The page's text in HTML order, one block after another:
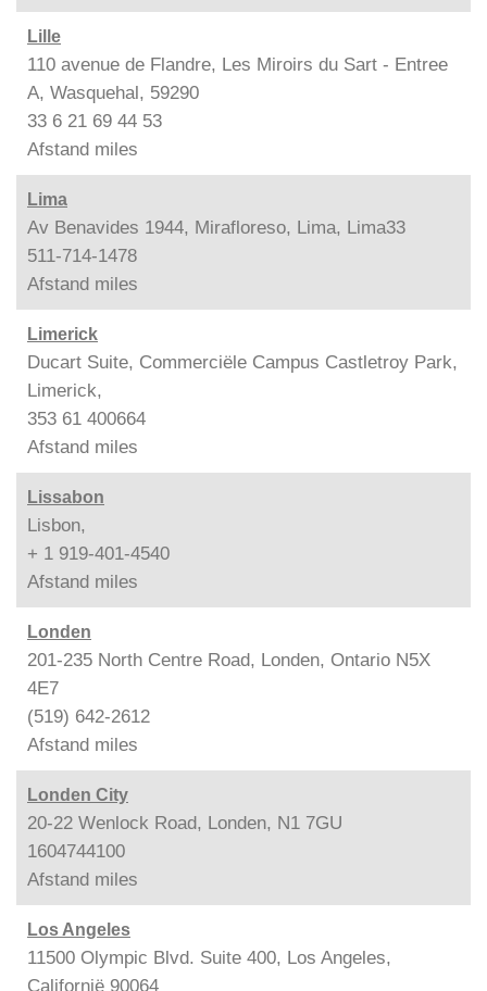
Lille
110 avenue de Flandre, Les Miroirs du Sart - Entree
A, Wasquehal, 59290
33 6 21 69 44 53
Afstand miles
Lima
Av Benavides 1944, Mirafloreso, Lima, Lima33
511-714-1478
Afstand miles
Limerick
Ducart Suite, Commerciële Campus Castletroy Park,
Limerick,
353 61 400664
Afstand miles
Lissabon
Lisbon,
+ 1 919-401-4540
Afstand miles
Londen
201-235 North Centre Road, Londen, Ontario N5X
4E7
(519) 642-2612
Afstand miles
Londen City
20-22 Wenlock Road, Londen, N1 7GU
1604744100
Afstand miles
Los Angeles
11500 Olympic Blvd. Suite 400, Los Angeles,
Californië 90064